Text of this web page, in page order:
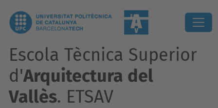
Escola Tècnica Superior
d'Arquitectura del
Vallès. ETSAV